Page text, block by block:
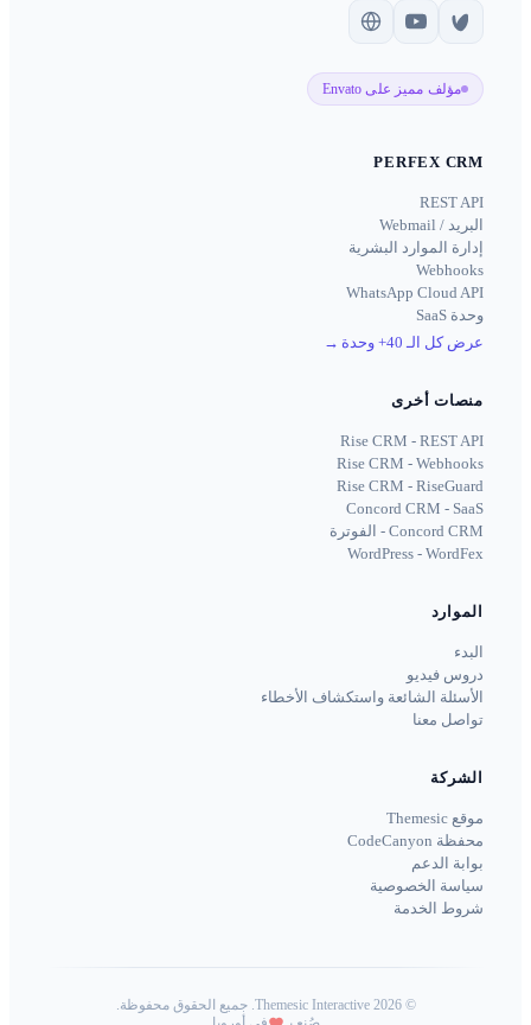
مؤلف مميز على Envato
PERFEX CRM
REST API
البريد / Webmail
إدارة الموارد البشرية
Webhooks
WhatsApp Cloud API
وحدة SaaS
عرض كل الـ 40+ وحدة
→
منصات أخرى
Rise CRM - REST API
Rise CRM - Webhooks
Rise CRM - RiseGuard
Concord CRM - SaaS
Concord CRM - الفوترة
WordPress - WordFex
الموارد
البدء
دروس فيديو
الأسئلة الشائعة واستكشاف الأخطاء
تواصل معنا
الشركة
موقع Themesic
محفظة CodeCanyon
بوابة الدعم
سياسة الخصوصية
شروط الخدمة
©
2026 Themesic Interactive. جميع الحقوق محفوظة.